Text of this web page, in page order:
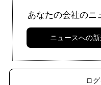
あなたの会社のニ
ニュースへの
ロ